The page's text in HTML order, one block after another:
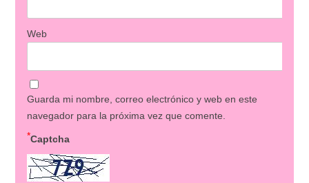
Web
Guarda mi nombre, correo electrónico y web en este
navegador para la próxima vez que comente.
Captcha
*